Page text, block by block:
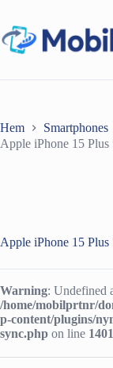
innehåll
Hem
Smartphones
Apple iPhone 15
Apple iPhone 15
Warning: Undefined
/home/mobilprtnr/
p-content/plugins/
sync.php on line 1401